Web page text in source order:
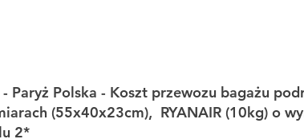
Paryż Polska - Koszt przewozu bagażu
(55x40x23cm), RYANAIR (10kg) o
2*